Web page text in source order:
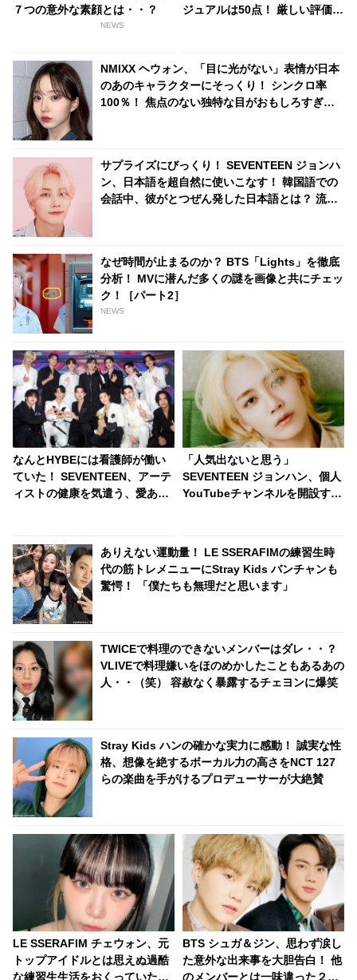
７つの意外な素顔とは・・？
NEWS
ジュアルは50点！ 厳しい評価の
NMIXX ヘウォン、「目に光がない」表情が日本
のあのキャラクターにそっくり！ シンクロ率
100％！ 焦点のない独特な目がおもしろすぎる
サプライズにびっくり！ SEVENTEEN ジョンハ
ン、日本語を超自然に使いこなす！ 韓国語での
会話中、彼がとつぜん発した日本語とは？ 流ち
なぜ時間が止まるのか？ BTS「Lights」を徹底
分析！ MVに潜んだ多くの謎を画像と共にチェッ
ク！［パート2］
NEWS
なんとHYBEには看護師が働い
ていた！ SEVENTEEN、アーテ
ィストの健康を気遣う、愛あふ
「人気出ないと思う」
SEVENTEEN ジョンハン、個人
YouTubeチャンネルを開設する
ありえない運動量！ LE SSERAFIMの練習生時
代の筋トレメニューにStray Kids バンチャンも
驚愕！ 「僕たちも無理だと思います」
TWICEで料理のできないメンバーはダレ・・？
VLIVEで料理嫌いをほのめかしたこともあるあの
人・・（笑） 容赦なく暴露するチェヨンに爆笑
Stray Kids ハンの確かな実力に感動！ 誠実な性
格、想像を絶するボーカル力の高さをNCT 127
らの楽曲を手がけるプロデューサーが大絶賛
LE SSERAFIM チェウォン、元
トップアイドルとは思えぬ過酷
な練習生生活をおくっていた！
BTS シュガ＆ジン、思わず涙し
た意外な出来事を大胆告白！ 他
のメンバーとは一味違った２人